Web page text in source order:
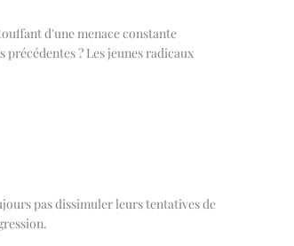
d'une menace constante
? Les jeunes radicaux
pas dissimuler leurs tentatives de